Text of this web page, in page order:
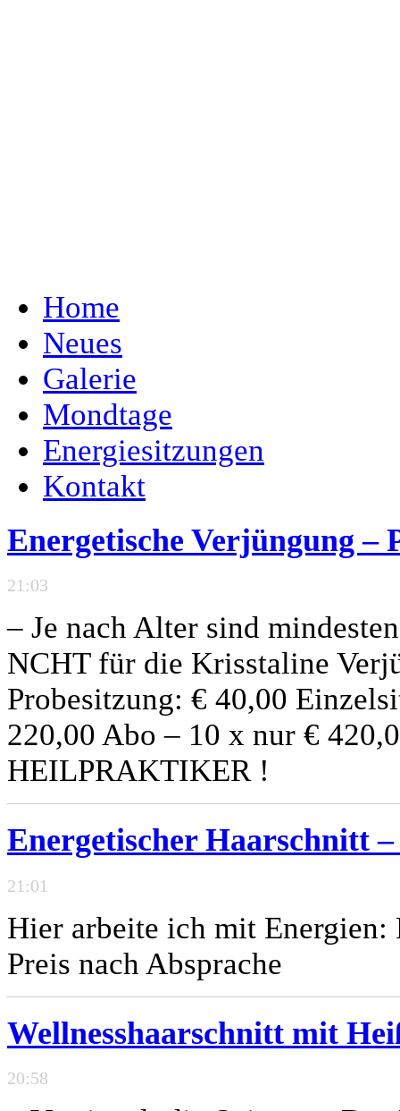
Home
Neues
Galerie
Mondtage
Energiesitzungen
Kontakt
Energetische Verjüngung –
21:03
– Je nach Alter sind
NCHT für die Krisstaline
Probesitzung: € 40,00
220,00 Abo – 10 x nur €
HEILPRAKTIKER !
Energetischer Haarschnitt
21:01
Hier arbeite ich mit Energien:
Preis nach Absprache
Wellnesshaarschnitt mit
20:58